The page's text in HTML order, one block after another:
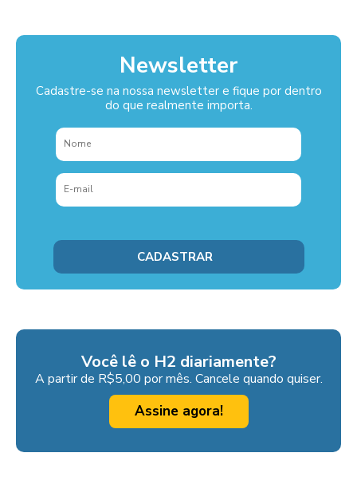
Newsletter
Cadastre-se na nossa newsletter e fique por dentro
do que realmente importa.
Você lê o H2 diariamente?
A partir de R$5,00 por mês. Cancele quando quiser.
Assine agora!